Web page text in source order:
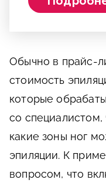
Обычно в прайс-
стоимость
которые
со специалистом,
какие зоны ног
эпиляции. К
вопросом, что